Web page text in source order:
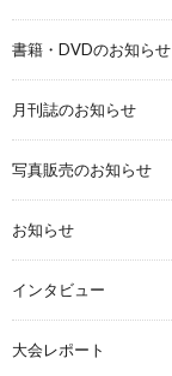
書籍・DVDのお知らせ
月刊誌のお知らせ
写真販売のお知らせ
お知らせ
インタビュー
大会レポート